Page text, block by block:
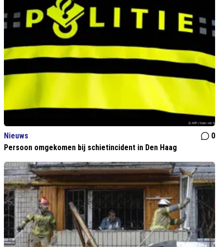
Nieuws
0
Persoon omgekomen bij schietincident in Den Haag